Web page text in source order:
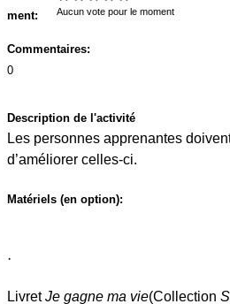
ment:
Aucun vote pour le moment
Commentaires:
0
Description de l'activité
Les personnes apprenantes
d’améliorer celles-ci.
Matériels (en option):
·
LivretJe gagne ma vie(Collection